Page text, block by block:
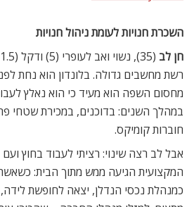
השכרת חנויות לעומת ניהול חנויות
חן לב
רשת מחשבים גדולה. בלונדון הוא נחת
מחסום השפה הוא מעיד כי הוא נאלץ
במהלך השנים: בדוכנים, במכירת שטחי
חוברות קומיקס.
אבל לב רצה שינוי: רציתי לעבוד בחוץ
המקצועית הגיעה ממש מתוך הבית:
כמנהלת נכסי הנדלן, יצאה לחופשת